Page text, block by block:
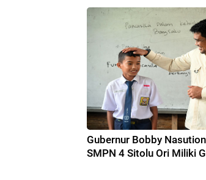
Gubernur Bobby
SMPN 4 Sitolu Ori Miliki